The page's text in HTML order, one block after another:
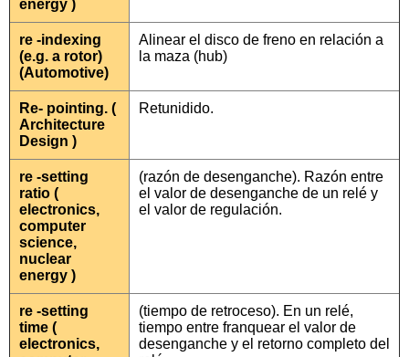
energy )
re -indexing
(e.g. a rotor)
(Automotive)
Alinear el disco de freno en relación a
la maza (hub)
Re- pointing. (
Architecture
Design )
Retunidido.
re -setting
ratio (
electronics,
computer
science,
nuclear
energy )
(razón de desenganche). Razón entre
el valor de desenganche de un relé y
el valor de regulación.
re -setting
time (
electronics,
(tiempo de retroceso). En un relé,
tiempo entre franquear el valor de
desenganche y el retorno completo del